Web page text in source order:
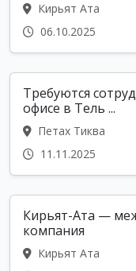
Кирьят Ата
06.10.2025
Требуются
офисе в Тель ...
Петах Тиква
11.11.2025
Кирьят-Ата —
компания
Кирьят Ата